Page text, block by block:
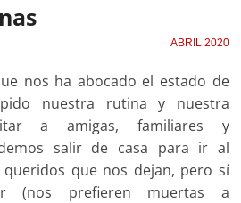
ABRIL 2020
nos ha abocado el estado de
nuestra rutina y nuestra
a amigas, familiares y
salir de casa para ir al
que nos dejan, pero sí
(nos prefieren muertas a